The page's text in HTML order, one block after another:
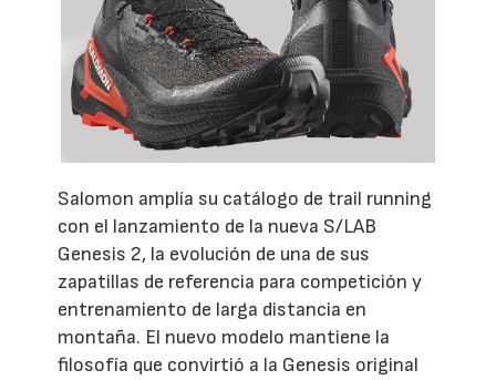
Salomon amplía su catálogo de trail running
con el lanzamiento de la nueva S/LAB
Genesis 2, la evolución de una de sus
zapatillas de referencia para competición y
entrenamiento de larga distancia en
montaña. El nuevo modelo mantiene la
filosofía que convirtió a la Genesis original